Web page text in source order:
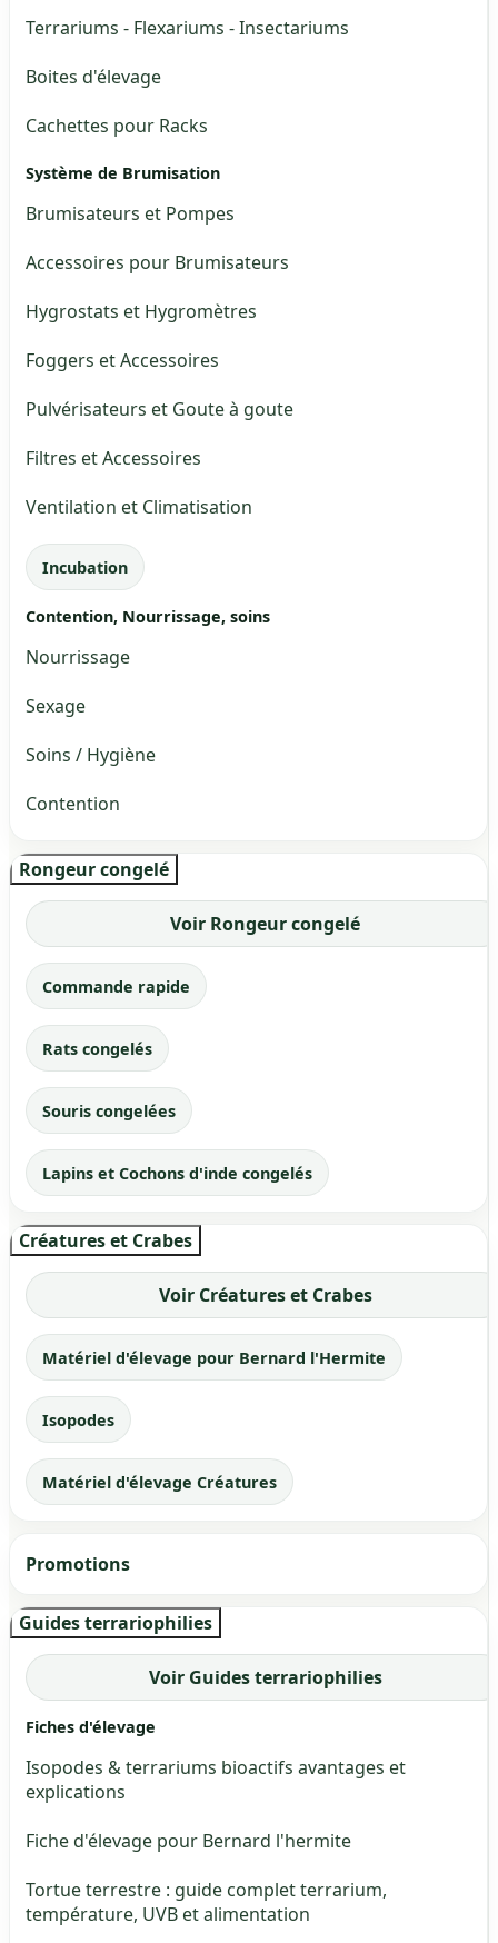
Terrariums - Flexariums - Insectariums
Boites d'élevage
Cachettes pour Racks
Système de Brumisation
Brumisateurs et Pompes
Accessoires pour Brumisateurs
Hygrostats et Hygromètres
Foggers et Accessoires
Pulvérisateurs et Goute à goute
Filtres et Accessoires
Ventilation et Climatisation
Incubation
Contention, Nourrissage, soins
Nourrissage
Sexage
Soins / Hygiène
Contention
Rongeur congelé
Voir Rongeur congelé
Commande rapide
Rats congelés
Souris congelées
Lapins et Cochons d'inde congelés
Créatures et Crabes
Voir Créatures et Crabes
Matériel d'élevage pour Bernard l'Hermite
Isopodes
Matériel d'élevage Créatures
Promotions
Guides terrariophilies
Voir Guides terrariophilies
Fiches d'élevage
Isopodes & terrariums bioactifs avantages et
explications
Fiche d'élevage pour Bernard l'hermite
Tortue terrestre : guide complet terrarium,
température, UVB et alimentation